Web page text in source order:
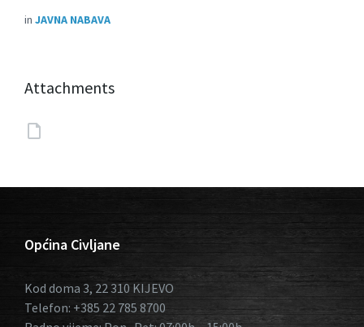
in JAVNA NABAVA
Attachments
Općina Civljane
Kod doma 3, 22 310 KIJEVO
Telefon: +385 22 785 8700